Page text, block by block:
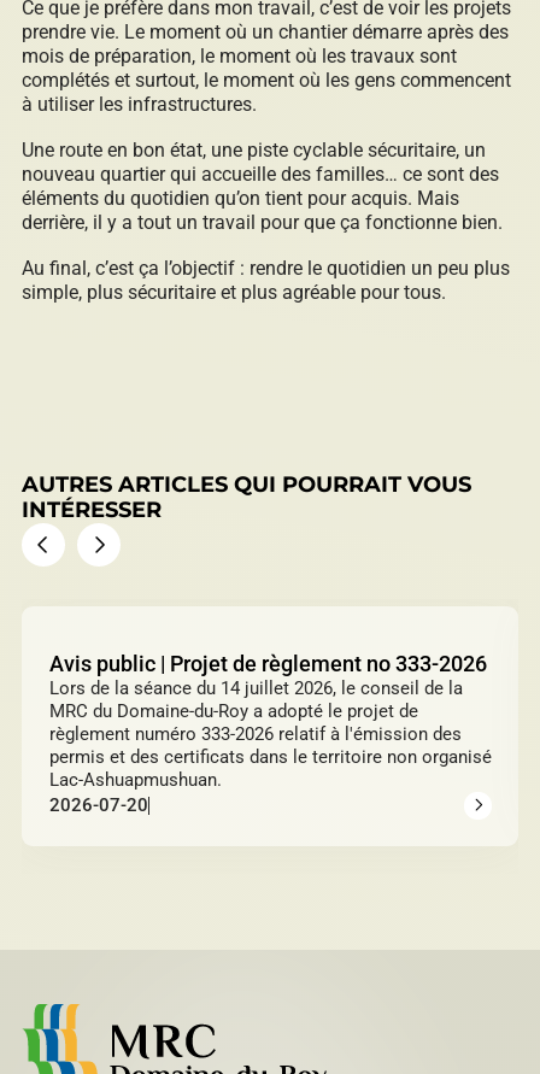
Ce que je préfère dans mon travail, c’est de voir les projets
prendre vie. Le moment où un chantier démarre après des
mois de préparation, le moment où les travaux sont
complétés et surtout, le moment où les gens commencent
à utiliser les infrastructures.
Une route en bon état, une piste cyclable sécuritaire, un
nouveau quartier qui accueille des familles… ce sont des
éléments du quotidien qu’on tient pour acquis. Mais
derrière, il y a tout un travail pour que ça fonctionne bien.
Au final, c’est ça l’objectif : rendre le quotidien un peu plus
simple, plus sécuritaire et plus agréable pour tous.
AUTRES ARTICLES QUI POURRAIT VOUS
INTÉRESSER
Avis public | Projet de règlement no 333-2026
Lors de la séance du 14 juillet 2026, le conseil de la
MRC du Domaine-du-Roy a adopté le projet de
règlement numéro 333-2026 relatif à l'émission des
permis et des certificats dans le territoire non organisé
Lac-Ashuapmushuan.
2026-07-20